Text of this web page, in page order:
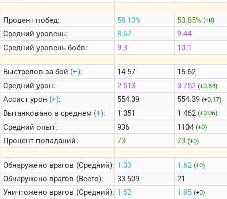
ВК
Портал
Мира
Танков
Процент побед:
Средний уровень:
Средний уровень боёв:
Выстрелов за бой (+):
Средний урон:
Ассист урон (+):
Вытанковано в среднем (+):
Средний опыт:
Процент попаданий:
Обнаружено врагов (Средний):
Обнаружено врагов (Всего):
Уничтожено врагов (Средний):
58.13%
8.67
9.3
14.57
2 513
554.39
1 351
936
73
1.33
33 509
1.52
53.85% (+0)
9.44
10.1
15.62
3 752 (+0.64)
554.39 (+0.17)
1 462 (+0.06)
1104 (+0)
73 (+0)
1.62 (+0)
21
1.85 (+0)